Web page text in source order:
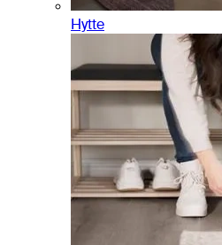
Hytte